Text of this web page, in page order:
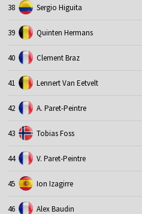
38 Sergio Higuita
39 Quinten Hermans
40 Clement Braz
41 Lennert Van Eetvelt
42 A. Paret-Peintre
43 Tobias Foss
44 V. Paret-Peintre
45 Ion Izagirre
46 Alex Baudin